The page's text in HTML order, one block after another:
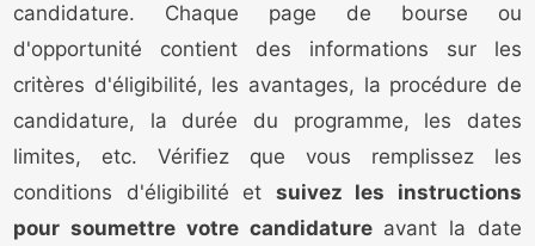
candidature. Chaque page de bourse ou
d'opportunité contient des informations sur les
critères d'éligibilité, les avantages, la procédure de
candidature, la durée du programme, les dates
limites, etc. Vérifiez que vous remplissez les
conditions d'éligibilité et suivez les instructions
pour soumettre votre candidatureavant la date